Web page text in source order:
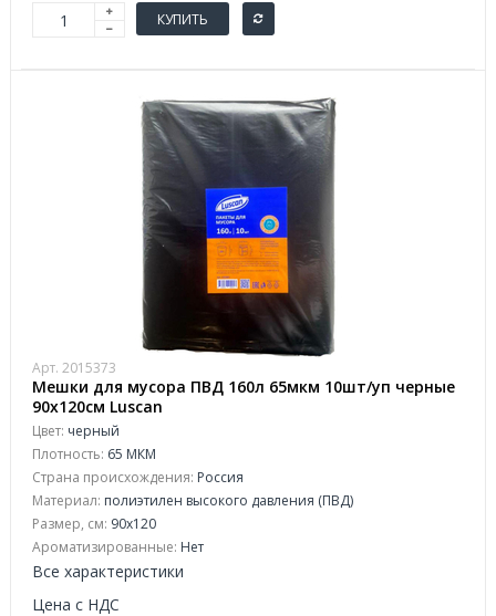
КУПИТЬ
Арт. 2015373
Мешки для мусора ПВД 160л 65мкм 10шт/уп черные
90х120см Luscan
Цвет: черный
Плотность: 65 МКМ
Страна происхождения: Россия
Материал: полиэтилен высокого давления (ПВД)
Размер, см: 90x120
Ароматизированные: Нет
Все характеристики
Цена с НДС